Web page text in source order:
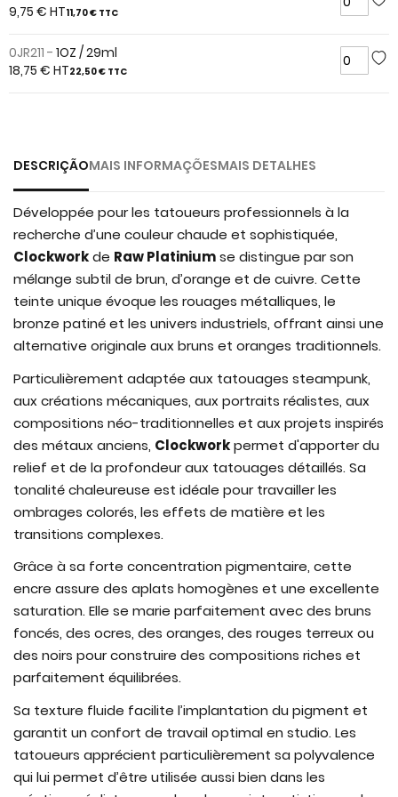
the
gallery
9,75 € HT11,70 € TTC
0JR211 - 1OZ / 29ml
18,75 € HT22,50 € TTC
DESCRIÇÃOMAIS INFORMAÇÕESMAIS DETALHES
Développée pour les tatoueurs professionnels à la
recherche d’une couleur chaude et sophistiquée,
Clockworkde Raw Platiniumse distingue par son
mélange subtil de brun, d’orange et de cuivre. Cette
teinte unique évoque les rouages métalliques, le
bronze patiné et les univers industriels, offrant ainsi une
alternative originale aux bruns et oranges traditionnels.
Particulièrement adaptée aux tatouages steampunk,
aux créations mécaniques, aux portraits réalistes, aux
compositions néo-traditionnelles et aux projets inspirés
des métaux anciens, Clockworkpermet d'apporter du
relief et de la profondeur aux tatouages détaillés. Sa
tonalité chaleureuse est idéale pour travailler les
ombrages colorés, les effets de matière et les
transitions complexes.
Grâce à sa forte concentration pigmentaire, cette
encre assure des aplats homogènes et une excellente
saturation. Elle se marie parfaitement avec des bruns
foncés, des ocres, des oranges, des rouges terreux ou
des noirs pour construire des compositions riches et
parfaitement équilibrées.
Sa texture fluide facilite l’implantation du pigment et
garantit un confort de travail optimal en studio. Les
tatoueurs apprécient particulièrement sa polyvalence
qui lui permet d’être utilisée aussi bien dans les